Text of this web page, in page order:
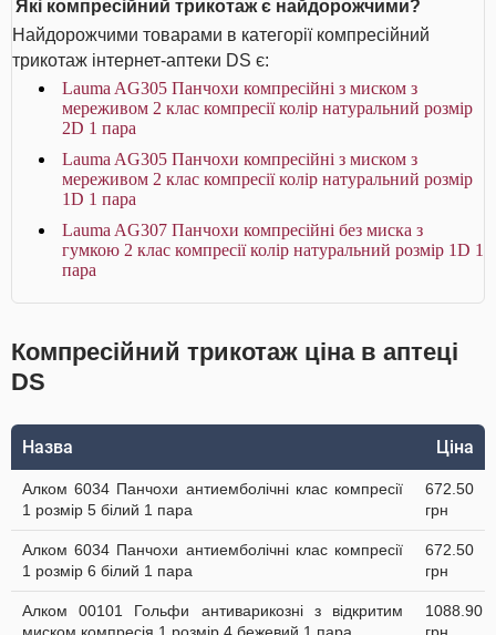
Які компресійний трикотаж є найдорожчими?
Найдорожчими товарами в категорії компресійний
трикотаж інтернет-аптеки DS є:
Lauma AG305 Панчохи компресійні з миском з
мереживом 2 клас компресії колір натуральний розмір
2D 1 пара
Lauma AG305 Панчохи компресійні з миском з
мереживом 2 клас компресії колір натуральний розмір
1D 1 пара
Lauma AG307 Панчохи компресійні без миска з
гумкою 2 клас компресії колір натуральний розмір 1D 1
пара
Компресійний трикотаж ціна в аптеці
DS
Назва Ціна
Алком 6034 Панчохи антиемболічні клас компресії
1 розмір 5 білий 1 пара
672.50
грн
Алком 6034 Панчохи антиемболічні клас компресії
1 розмір 6 білий 1 пара
672.50
грн
Алком 00101 Гольфи антиварикозні з відкритим
1088.90